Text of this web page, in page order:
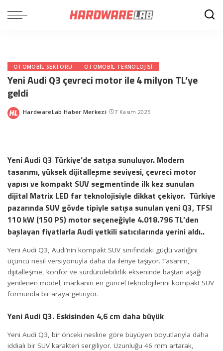
OTOMOBIL SEKTÖRÜ OTOMOBIL TEKNOLOJISI
Yeni Audi Q3 çevreci motor ile 4 milyon TL’ye
geldi
Posted
HardwareLab Haber Merkezi 7 Kasım 2025
Yeni Audi Q3 Türkiye’de satışa sunuluyor. Modern
tasarımı, yüksek dijitalleşme seviyesi, çevreci motor
yapısı ve kompakt SUV segmentinde ilk kez sunulan
dijital Matrix LED far teknolojisiyle dikkat çekiyor. Türkiye
pazarında SUV gövde tipiyle satışa sunulan yeni Q3, TFSI
110 kW (150 PS) motor seçeneğiyle 4.018.796 TL’den
başlayan fiyatlarla Audi yetkili satıcılarında yerini aldı..
Yeni Audi Q3, Audi’nin kompakt SUV sınıfındaki güçlü varlığını
üçüncü nesil versiyonuyla daha da ileriye taşıyor. Tasarım,
dijitalleşme, konfor ve sürdürülebilirlik ekseninde baştan aşağı
yenilenen model; markanın en güncel teknolojilerini kompakt SUV
formunda bir araya getiriyor.
Yeni Audi Q3. Eskisinden 4,6 cm daha büyük
Yeni Audi Q3, bir önceki nesline göre büyüyen boyutlarıyla daha
iddialı bir SUV karakteri sergiliyor. Uzunluğu 46 mm artarak,